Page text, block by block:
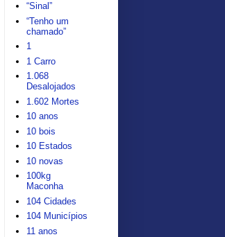
“Sinal”
“Tenho um
chamado”
1
1 Carro
1.068
Desalojados
1.602 Mortes
10 anos
10 bois
10 Estados
10 novas
100kg
Maconha
104 Cidades
104 Municípios
11 anos